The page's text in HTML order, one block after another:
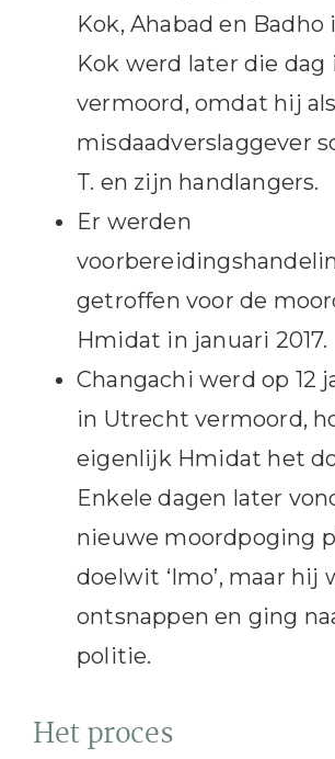
Kok, Ahabad en Badho
Kok werd later die dag
vermoord, omdat hij als
misdaadverslaggever
T. en zijn handlangers.
Er werden
getroffen voor de
Hmidat in januari 2017.
Changachi werd op 12
in Utrecht vermoord,
eigenlijk Hmidat het
Enkele dagen later
nieuwe moordpoging
doelwit ‘Imo’, maar hij
ontsnappen en ging
politie.
Het proces